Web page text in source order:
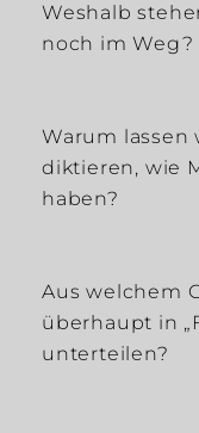
Weshalb
noch im Weg?
Warum lassen
diktieren, wie
haben?
Aus welchem
überhaupt in
unterteilen?